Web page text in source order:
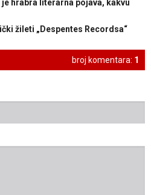
je hrabra literarna pojava, kakvu
žileti „Despentes Recordsa“
broj komentara: 1